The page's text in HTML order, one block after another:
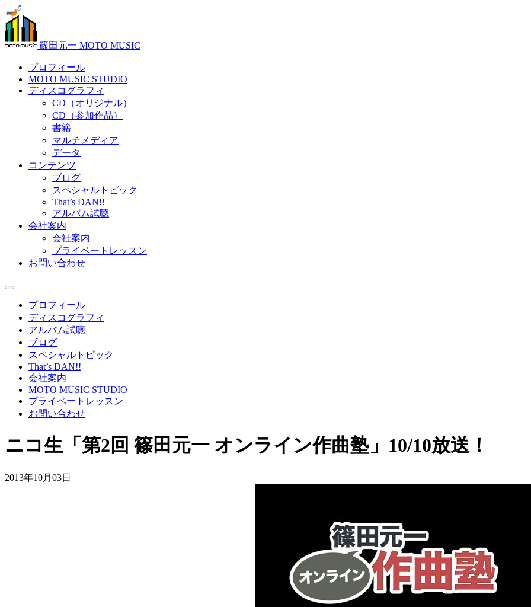
篠田元一 MOTO MUSIC
プロフィール
MOTO MUSIC STUDIO
ディスコグラフィ
CD（オリジナル）
CD（参加作品）
書籍
マルチメディア
データ
コンテンツ
ブログ
スペシャルトピック
That’s DAN!!
アルバム試聴
会社案内
会社案内
プライベートレッスン
お問い合わせ
プロフィール
ディスコグラフィ
アルバム試聴
ブログ
スペシャルトピック
That’s DAN!!
会社案内
MOTO MUSIC STUDIO
プライベートレッスン
お問い合わせ
ニコ生「第2回 篠田元一 オンライン作曲塾」10/10放送！
2013年10月03日